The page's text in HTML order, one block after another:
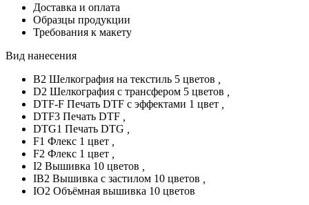
Доставка и оплата
Образцы продукции
Требования к макету
Вид нанесения
B2 Шелкография на текстиль 5 цветов
D2 Шелкография с трансфером 5 цветов
DTF-F Печать DTF с эффектами 1 цвет
DTF3 Печать DTF
DTG1 Печать DTG
F1 Флекс 1 цвет
F2 Флекс 1 цвет
I2 Вышивка 10 цветов
IB2 Вышивка с застилом 10 цветов
IO2 Объёмная вышивка 10 цветов